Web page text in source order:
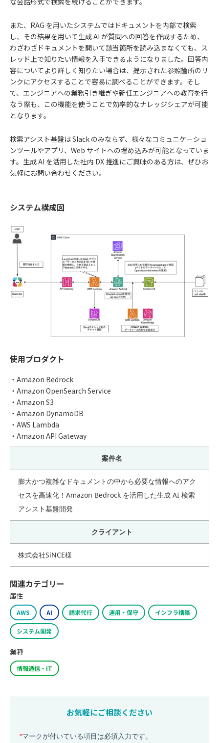
また、RAG を用いたシステムではドキュメントを内部で検索
し、その結果を用いて生成 AI が質問への回答を作成するため、
わざわざドキュメントを開いて該当箇所を読み込まなくても、ス
レッド上で知りたい情報を入手できるようになりました。回答内
容についてより詳しく知りたい場合は、提示された参照箇所のリ
ンクにアクセスすることで容易に調べることができます。そし
て、エンジニアへの業務引き継ぎや新任エンジニアへの教育を行
なう際も、この機能を使うことで効率的なナレッジシェアが可能
となります。
検索アシスト基盤は Slack のみならず、様々なコミュニケーショ
ンツールやアプリ、Web サイトへの埋め込みが可能となっていま
す。生成 AI を活用した社内 DX 推進にご興味のある方は、ぜひお
気軽にお問い合わせください。
システム構成図
使用プロダクト
・Amazon Bedrock
・Amazon OpenSearch Service
・Amazon S3
・Amazon DynamoDB
・AWS Lambda
・Amazon API Gateway
案件名
膨大かつ複雑なドキュメントの中から必要な情報へのアク
セスを高速化！Amazon Bedrock を活用した生成 AI 検索
アシスト基盤開発
クライアント
株式会社SiNCE様
関連カテゴリー
属性
AWS AI 請求代行 運用・保守 インフラ構築
システム開発
業種
情報通信・IT
お気軽にご相談ください